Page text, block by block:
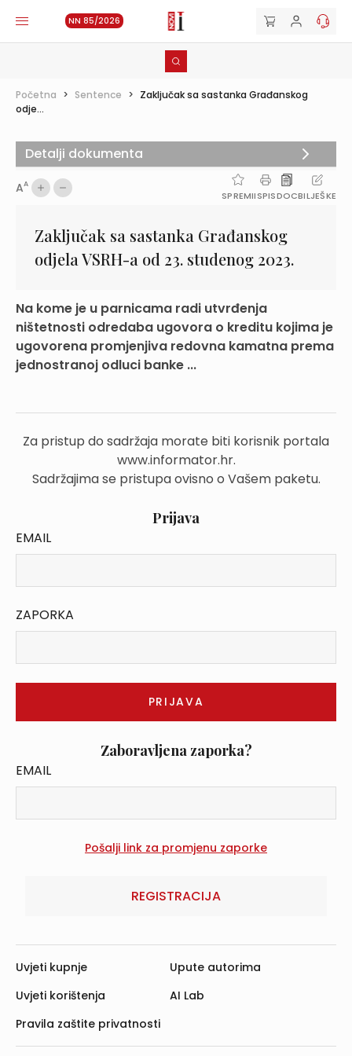
NN 85/2026
Početna > Sentence > Zaključak sa sastanka Građanskog
odje...
AA
SPREMIISPISDOCBILJEŠKE
Zaključak sa sastanka Građanskog
odjela VSRH-a od 23. studenog 2023.
Na kome je u parnicama radi utvrđenja
ništetnosti odredaba ugovora o kreditu kojima je
ugovorena promjenjiva redovna kamatna prema
jednostranoj odluci banke ...
Za pristup do sadržaja morate biti korisnik portala
www.informator.hr.
Sadržajima se pristupa ovisno o Vašem paketu.
Prijava
EMAIL
ZAPORKA
Zaboravljena zaporka?
EMAIL
REGISTRACIJA
Detalji dokumenta
Uvjeti kupnje
Uvjeti korištenja
Pravila zaštite privatnosti
Upute autorima
AI Lab